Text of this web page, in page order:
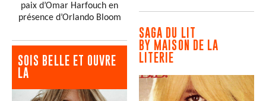
paix d’Omar Harfouch en
présence d’Orlando Bloom
SOIS BELLE ET OUVRE
LA
SAGA DU LIT
BY MAISON DE LA
LITERIE